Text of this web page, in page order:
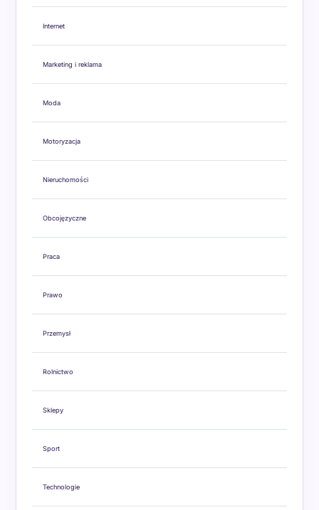
Internet
Marketing i reklama
Moda
Motoryzacja
Nieruchomości
Obcojęzyczne
Praca
Prawo
Przemysł
Rolnictwo
Sklepy
Sport
Technologie